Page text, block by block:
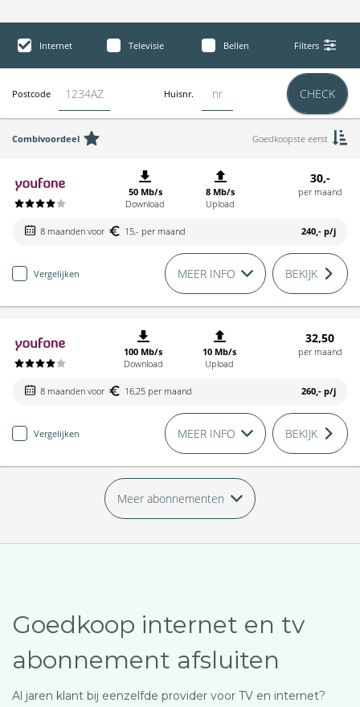
Internet Televisie Bellen Filters
Postcode Huisnr. CHECK
Combivoordeel Goedkoopste eerst
50 Mb/s
Download
8 Mb/s
Upload
30,-
per maand
8 maanden voor 15,- per maand 240,- p/j
Vergelijken MEER INFO BEKIJK
100 Mb/s
Download
10 Mb/s
Upload
32,50
per maand
8 maanden voor 16,25 per maand 260,- p/j
Vergelijken MEER INFO BEKIJK
Meer abonnementen
Goedkoop internet en tv
abonnement afsluiten
Al jaren klant bij eenzelfde provider voor TV en internet?